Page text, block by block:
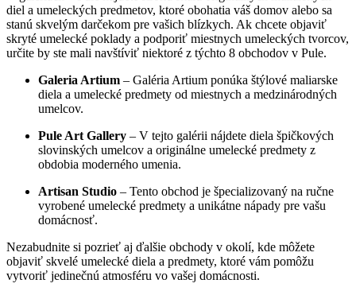
diel a umeleckých predmetov, ktoré obohatia váš domov alebo sa
stanú skvelým darčekom pre vašich blízkych. Ak chcete objaviť
skryté umelecké poklady a podporiť miestnych umeleckých tvorcov,
určite by ste mali navštíviť niektoré z týchto 8 obchodov v Pule.
Galeria Artium – Galéria Artium ponúka štýlové maliarske
diela a umelecké predmety od miestnych a medzinárodných
umelcov.
Pule Art Gallery – V tejto galérii nájdete diela špičkových
slovinských umelcov a originálne umelecké predmety z
obdobia moderného umenia.
Artisan Studio – Tento obchod je špecializovaný na ručne
vyrobené umelecké predmety a unikátne nápady pre vašu
domácnosť.
Nezabudnite si pozrieť aj ďalšie obchody v okolí, kde môžete
objaviť skvelé umelecké diela a predmety, ktoré vám pomôžu
vytvoriť jedinečnú atmosféru vo vašej domácnosti.